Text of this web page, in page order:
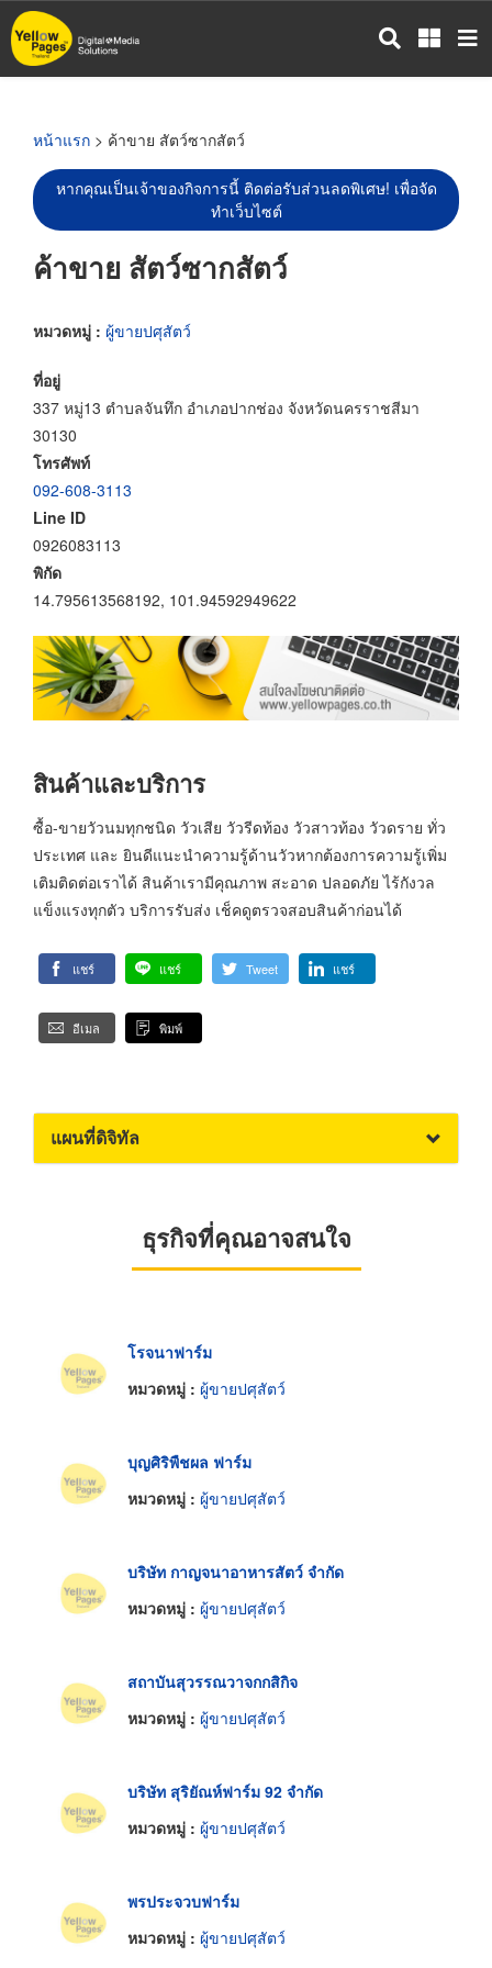
ข้าม
ไป
หน้าแรก > ค้าขาย สัตว์ซากสัตว์
หากคุณเป็นเจ้าของกิจการนี้ ติดต่อรับส่วนลดพิเศษ! เพื่อจัด
ทำเว็บไซต์
ค้าขาย สัตว์ซากสัตว์
หมวดหมู่ : ผู้ขายปศุสัตว์
ที่อยู่
337 หมู่13 ตำบลจันทึก อำเภอปากช่อง จังหวัดนครราชสีมา
30130
โทรศัพท์
092-608-3113
Line ID
0926083113
พิกัด
14.795613568192, 101.94592949622
สินค้าและบริการ
ซื้อ-ขายวัวนมทุกชนิด วัวเสีย วัวรีดท้อง วัวสาวท้อง วัวดราย ทั่ว
ประเทศ และ ยินดีแนะนำความรู้ด้านวัวหากต้องการความรู้เพิ่ม
เติมติดต่อเราได้ สินค้าเรามีคุณภาพ สะอาด ปลอดภัย ไร้กังวล
แข็งแรงทุกตัว บริการรับส่ง เช็คดูตรวจสอบสินค้าก่อนได้
แชร์ แชร์ Tweet แชร์
อีเมล พิมพ์
แผนที่ดิจิทัล
ธุรกิจที่คุณอาจสนใจ
โรจนาฟาร์ม
หมวดหมู่ : ผู้ขายปศุสัตว์
บุญศิริพืชผล ฟาร์ม
หมวดหมู่ : ผู้ขายปศุสัตว์
บริษัท กาญจนาอาหารสัตว์ จำกัด
หมวดหมู่ : ผู้ขายปศุสัตว์
สถาบันสุวรรณวาจกกสิกิจ
หมวดหมู่ : ผู้ขายปศุสัตว์
บริษัท สุริยัณห์ฟาร์ม 92 จำกัด
หมวดหมู่ : ผู้ขายปศุสัตว์
พรประจวบฟาร์ม
หมวดหมู่ : ผู้ขายปศุสัตว์